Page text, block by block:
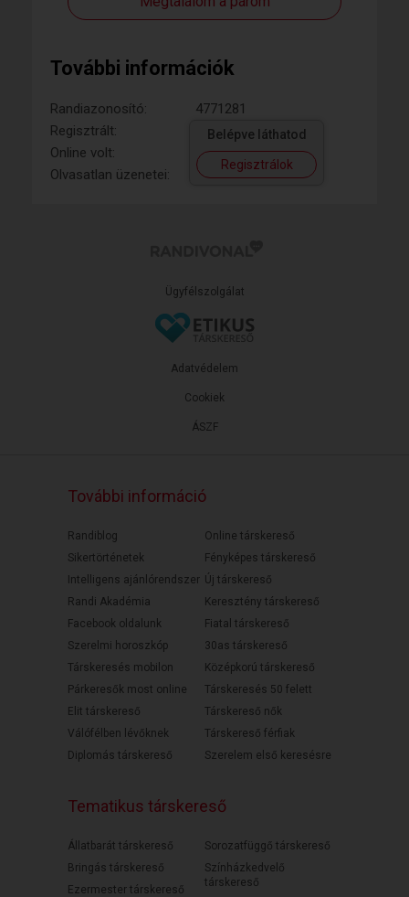
További információk
Randiazonosító:
4771281
Regisztrált:
Online volt:
Olvasatlan üzenetei:
Belépve láthatod
Regisztrálok
Ügyfélszolgálat
ÁSZF
Adatvédelem
Cookiek
További információ
Randiblog
Sikertörténetek
Intelligens ajánlórendszer
Randi Akadémia
Facebook oldalunk
Szerelmi horoszkóp
Társkeresés mobilon
Párkeresők most online
Elit társkereső
Válófélben lévőknek
Diplomás társkereső
Online társkereső
Fényképes társkereső
Új társkereső
Keresztény társkereső
Fiatal társkereső
30as társkereső
Középkorú társkereső
Társkeresés 50 felett
Társkereső nők
Társkereső férfiak
Szerelem első keresésre
Tematikus társkereső
Állatbarát társkereső
Bringás társkereső
Ezermester társkereső
Sorozatfüggő társkereső
Színházkedvelő
társkereső